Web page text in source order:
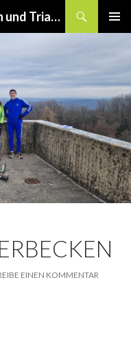
RV Viktoria Wombach – Laufen und Triathlon
EINEN KOMMENTAR